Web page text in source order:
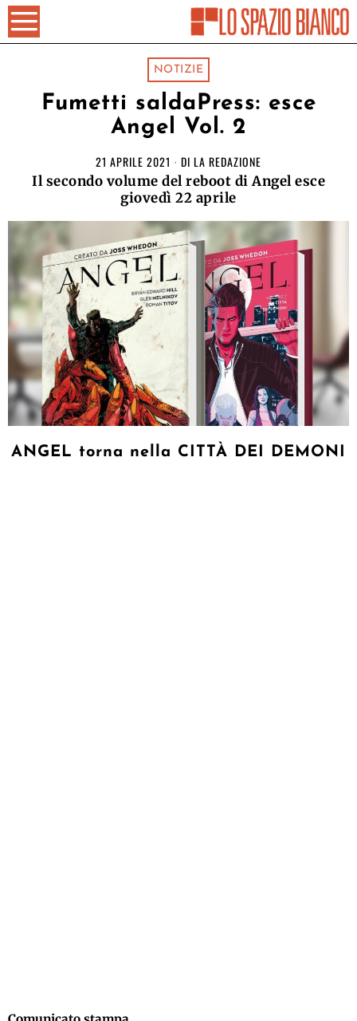
NOTIZIE
Fumetti saldaPress: esce
Angel Vol. 2
21 APRILE 2021 DI LA REDAZIONE
Il secondo volume del reboot di Angel esce
giovedì 22 aprile
ANGEL torna nella CITTÀ DEI DEMONI